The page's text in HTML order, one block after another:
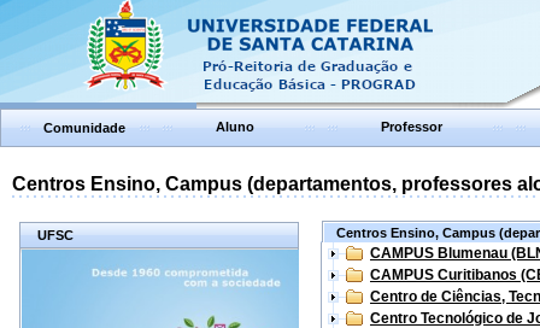
Comunidade Aluno Professor
Centros Ensino, Campus (departamentos, professores
UFSC Centros Ensino, Campus
CAMPUS Blumenau
CAMPUS Curitibanos
Centro de Ciências,
Centro Tecnológico de